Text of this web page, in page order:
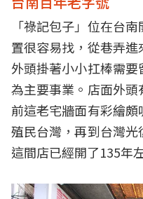
「祿記包子」位在台
置很容易找，從巷弄
外頭掛著小小扛棒需
為主要事業。店面外
前這老宅牆面有彩繪
殖民台灣，再到台灣
這間店已經開了135年